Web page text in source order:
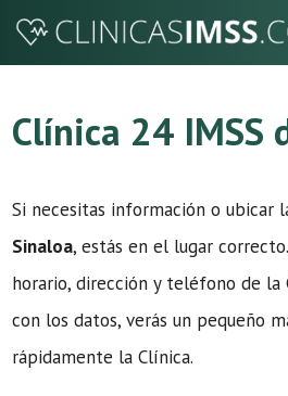
Saltar
Clínica 24 IMSS
Si necesitas información o ubicar
Sinaloa, estás en el lugar
horario, dirección y teléfono de la
con los datos, verás un pequeño
rápidamente la Clínica.